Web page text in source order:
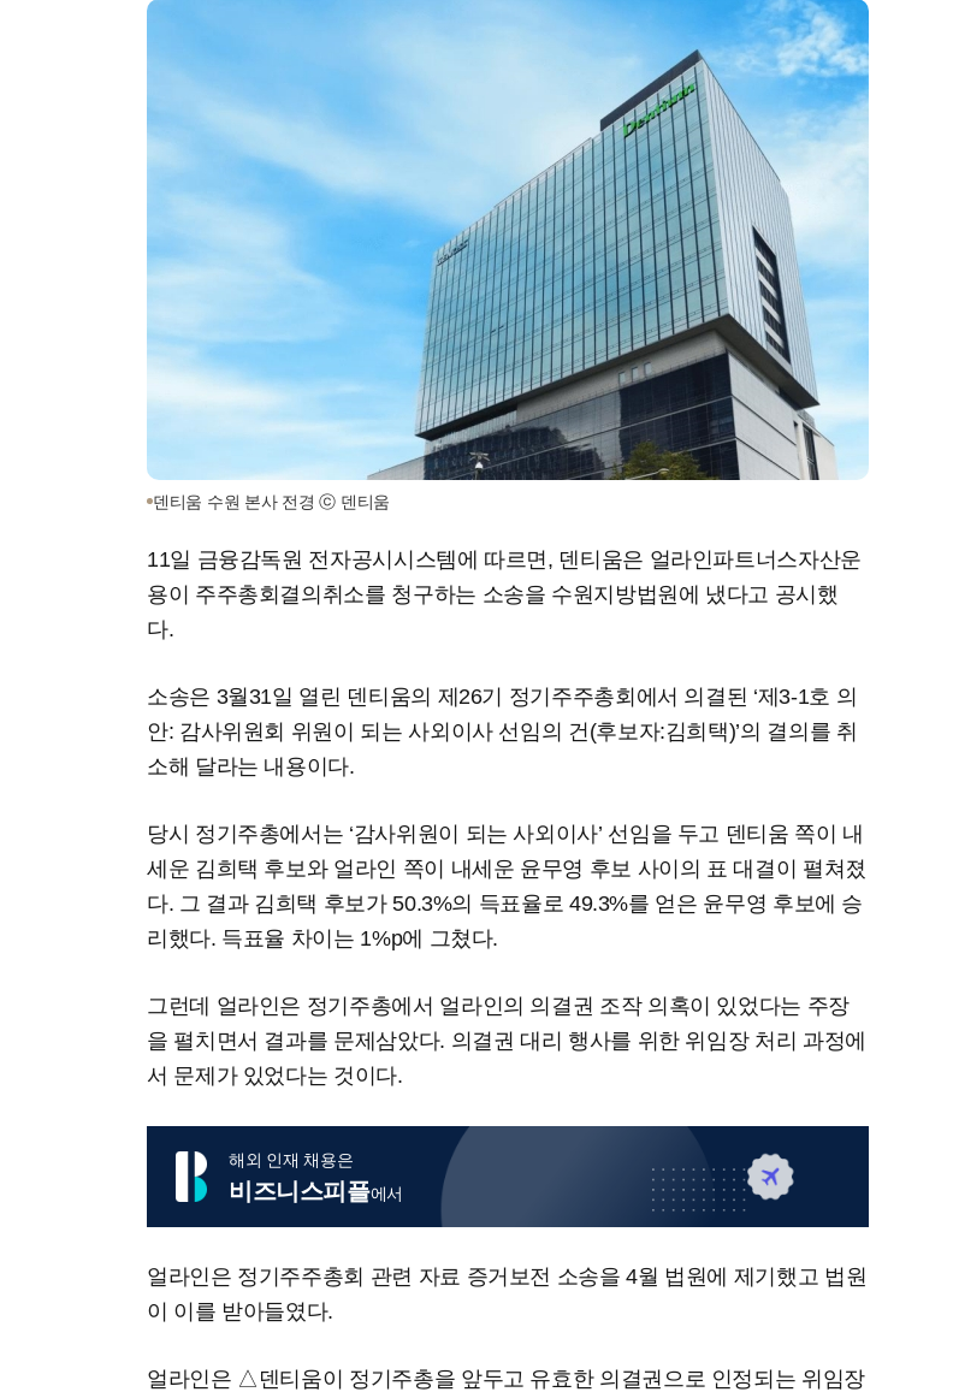
덴티움 수원 본사 전경 ⓒ 덴티움
11일 금융감독원 전자공시시스템에 따르면, 덴티움은 얼라인파트너스자산운
용이 주주총회결의취소를 청구하는 소송을 수원지방법원에 냈다고 공시했
다.
소송은 3월31일 열린 덴티움의 제26기 정기주주총회에서 의결된 ‘제3-1호 의
안: 감사위원회 위원이 되는 사외이사 선임의 건(후보자:김희택)’의 결의를 취
소해 달라는 내용이다.
당시 정기주총에서는 ‘감사위원이 되는 사외이사’ 선임을 두고 덴티움 쪽이 내
세운 김희택 후보와 얼라인 쪽이 내세운 윤무영 후보 사이의 표 대결이 펼쳐졌
다. 그 결과 김희택 후보가 50.3%의 득표율로 49.3%를 얻은 윤무영 후보에 승
리했다. 득표율 차이는 1%p에 그쳤다.
그런데 얼라인은 정기주총에서 얼라인의 의결권 조작 의혹이 있었다는 주장
을 펼치면서 결과를 문제삼았다. 의결권 대리 행사를 위한 위임장 처리 과정에
서 문제가 있었다는 것이다.
해외 인재 채용은
비즈니스피플에서
얼라인은 정기주주총회 관련 자료 증거보전 소송을 4월 법원에 제기했고 법원
이 이를 받아들였다.
얼라인은 △덴티움이 정기주총을 앞두고 유효한 의결권으로 인정되는 위임장